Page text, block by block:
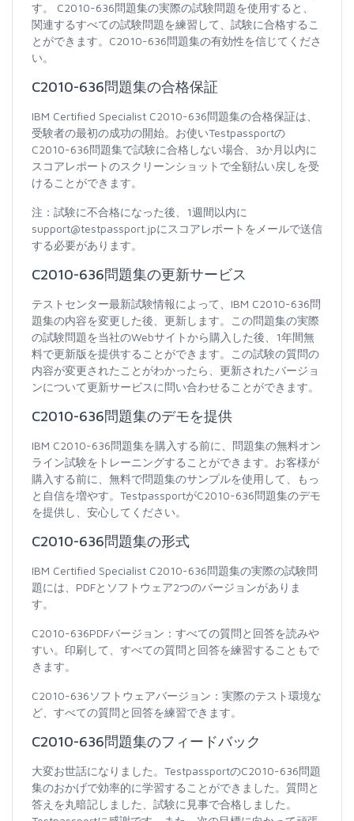
す。 C2010-636問題集の実際の試験問題を使用すると、
関連するすべての試験問題を練習して、試験に合格するこ
とができます。C2010-636問題集の有効性を信じてくださ
い。
C2010-636問題集の合格保証
IBM Certified Specialist C2010-636問題集の合格保証は、
受験者の最初の成功の開始。お使いTestpassportの
C2010-636問題集で試験に合格しない場合、3か月以内に
スコアレポートのスクリーンショットで全額払い戻しを受
けることができます。
注：試験に不合格になった後、1週間以内に
support@testpassport.jpにスコアレポートをメールで送信
する必要があります。
C2010-636問題集の更新サービス
テストセンター最新試験情報によって、IBM C2010-636問
題集の内容を変更した後、更新します。この問題集の実際
の試験問題を当社のWebサイトから購入した後、1年間無
料で更新版を提供することができます。この試験の質問の
内容が変更されたことがわかったら、更新されたバージョ
ンについて更新サービスに問い合わせることができます。
C2010-636問題集のデモを提供
IBM C2010-636問題集を購入する前に、問題集の無料オン
ライン試験をトレーニングすることができます。お客様が
購入する前に、無料で問題集のサンプルを使用して、もっ
と自信を増やす。TestpassportがC2010-636問題集のデモ
を提供し、安心してください。
C2010-636問題集の形式
IBM Certified Specialist C2010-636問題集の実際の試験問
題には、PDFとソフトウェア2つのバージョンがありま
す。
C2010-636PDFバージョン：すべての質問と回答を読みや
すい。印刷して、すべての質問と回答を練習することもで
きます。
C2010-636ソフトウェアバージョン：実際のテスト環境な
ど、すべての質問と回答を練習できます。
C2010-636問題集のフィードバック
大変お世話になりました。TestpassportのC2010-636問題
集のおかげで効率的に学習することができました。質問と
答えを丸暗記しました、試験に見事で合格しました。